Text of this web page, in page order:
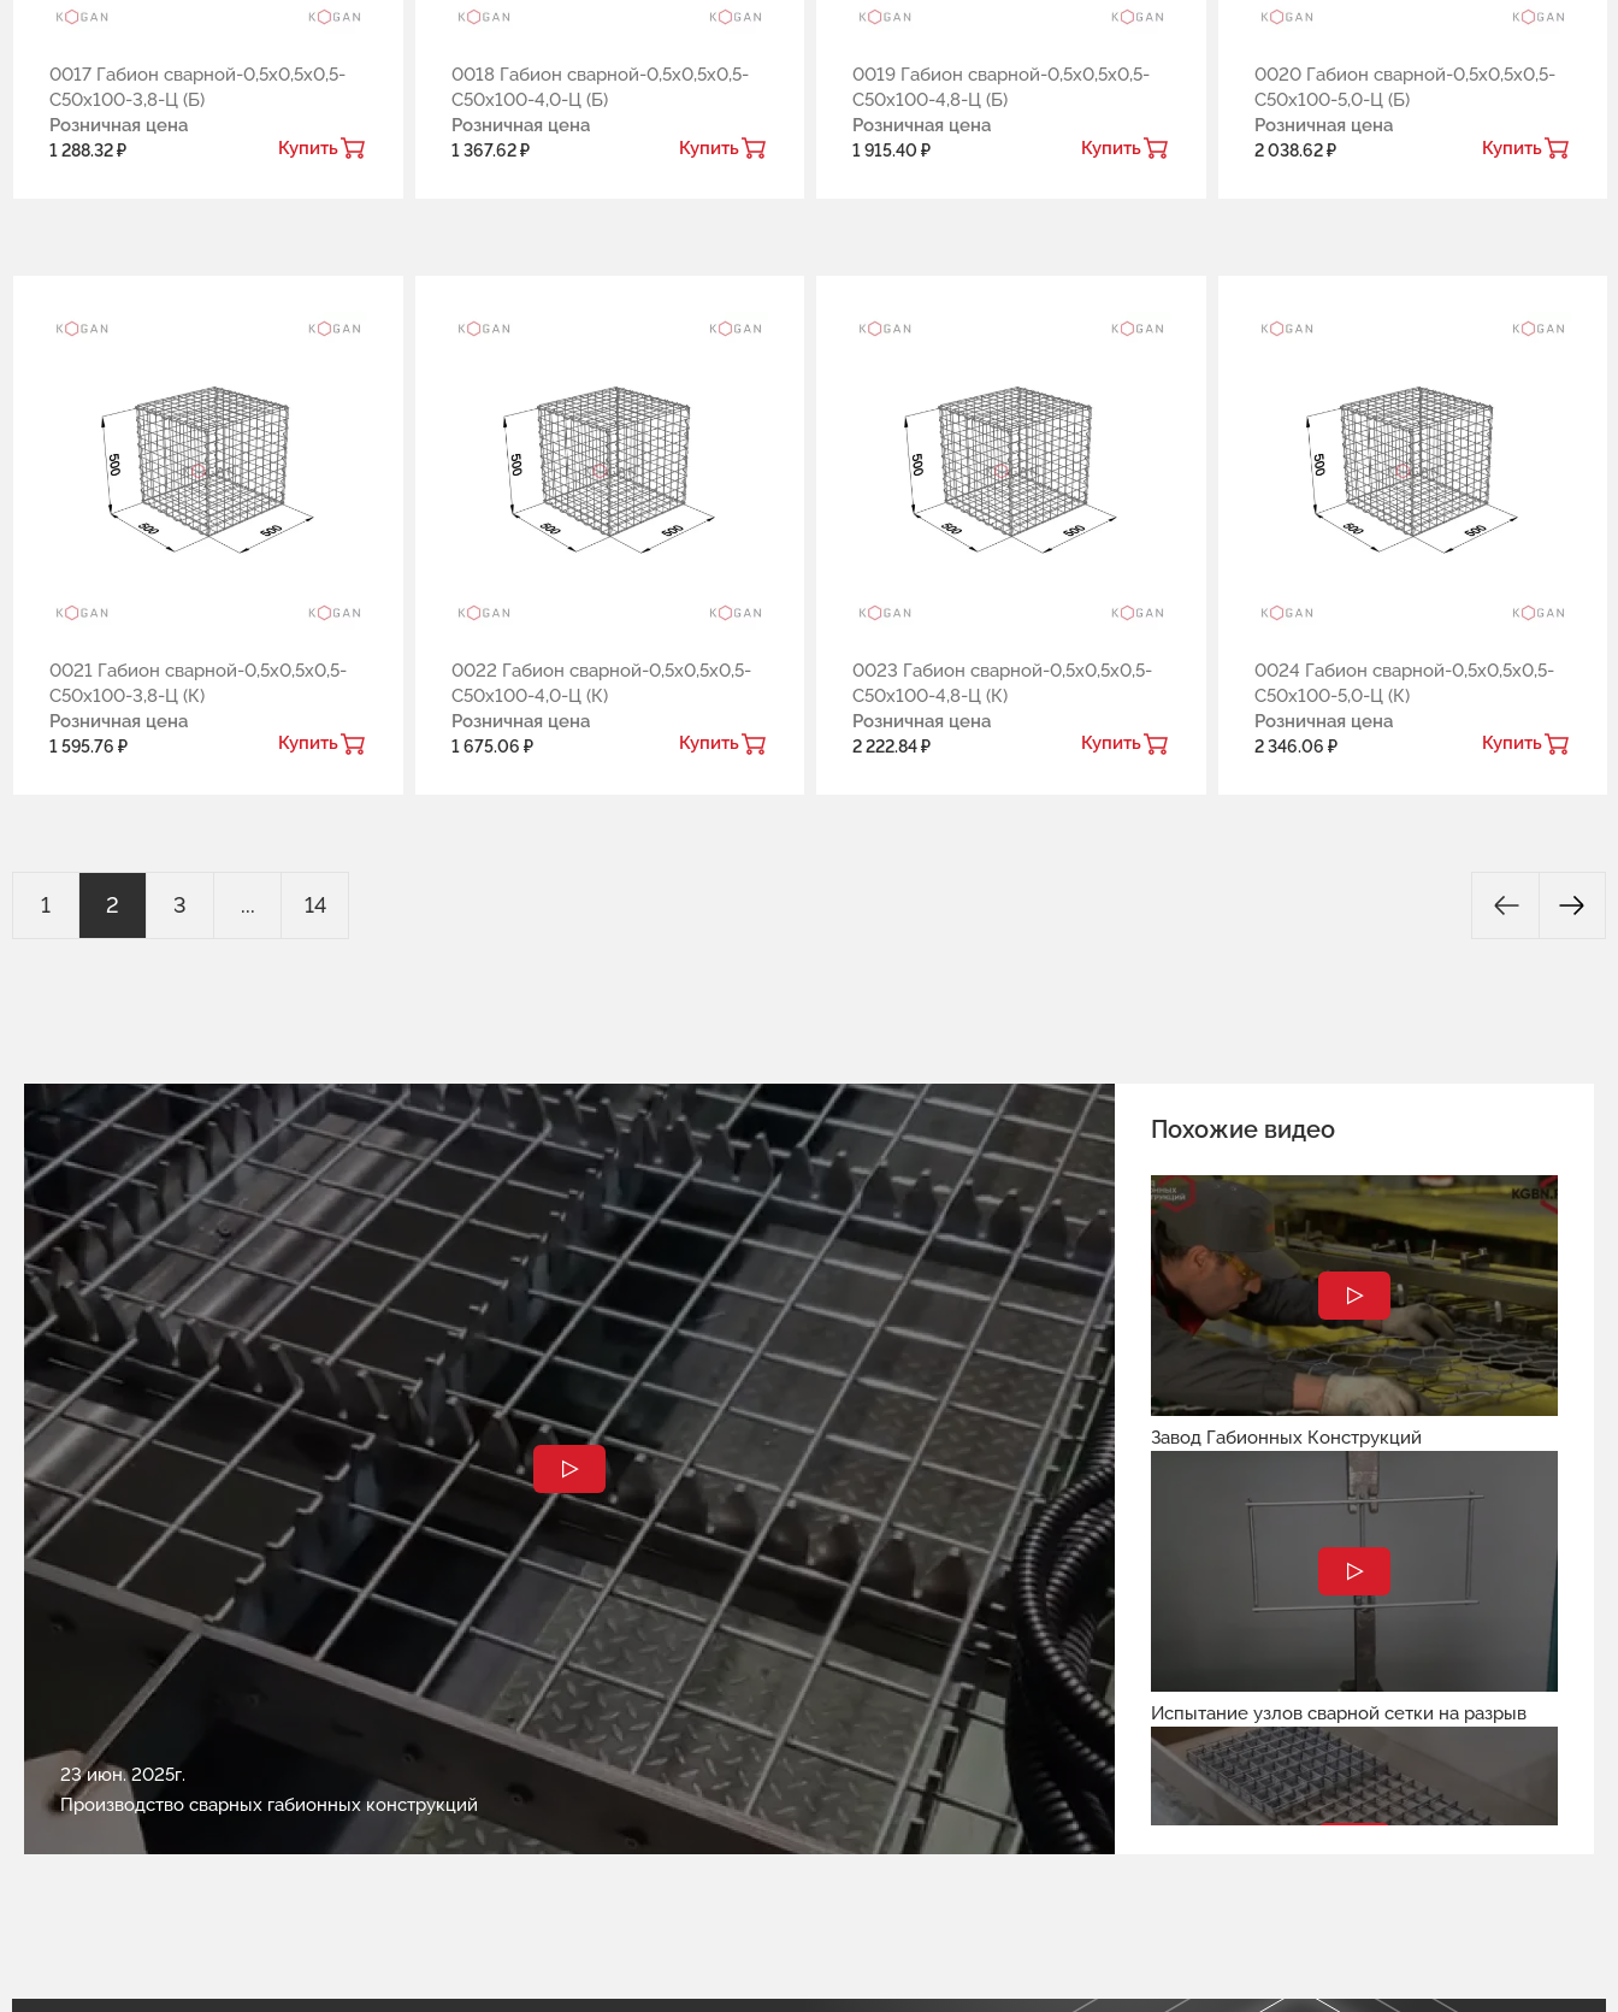
0017 Габион сварной-0,5х0,5х0,5-
С50х100-3,8-Ц (Б)
Розничная цена
1 288.32 ₽ Купить
0018 Габион сварной-0,5х0,5х0,5-
С50х100-4,0-Ц (Б)
Розничная цена
1 367.62 ₽ Купить
0019 Габион сварной-0,5х0,5х0,5-
С50х100-4,8-Ц (Б)
Розничная цена
1 915.40 ₽ Купить
0020 Габион сварной-0,5х0,5х0,5-
С50х100-5,0-Ц (Б)
Розничная цена
2 038.62 ₽ Купить
0021 Габион сварной-0,5х0,5х0,5-
С50х100-3,8-Ц (К)
Розничная цена
1 595.76 ₽ Купить
0022 Габион сварной-0,5х0,5х0,5-
С50х100-4,0-Ц (К)
Розничная цена
1 675.06 ₽ Купить
0023 Габион сварной-0,5х0,5х0,5-
С50х100-4,8-Ц (К)
Розничная цена
2 222.84 ₽ Купить
0024 Габион сварной-0,5х0,5х0,5-
С50х100-5,0-Ц (К)
Розничная цена
2 346.06 ₽ Купить
1 2 3 ... 14
23 июн. 2025г.
Производство сварных габионных конструкций
Похожие видео
Завод Габионных Конструкций
Испытание узлов сварной сетки на разрыв